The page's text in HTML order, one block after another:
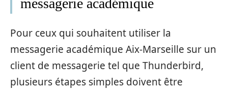
Pour ceux qui souhaitent utiliser la
messagerie académique Aix-Marseille sur un
client de messagerie tel que Thunderbird,
plusieurs étapes simples doivent être